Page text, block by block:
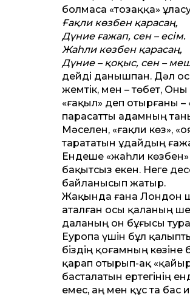
болмаса «тозаққа»
Ғақли көзбен қарасаң,
Дүние ғажап, сен – есім.
Жаһли көзбен қарасаң,
Дүние – қоқыс, сен –
дейді данышпан. Дәл
жемтік, мен – төбет,
«ғақыл» деп отыр­ғаны
парасатты адамның
Мәселен, «ғақли көз»,
тарататын Құдайдың
Ендеше «жаһли
бақытсыз екен. Неге
байланысып жатыр.
Жақында ғана Лондон
аталған осы қаланың
даланың он бұғысы
Еуропа үшін бұл
біздің қоғамның
қарап отырып-ақ
басталатын ертегінің
емес, аң мен құс та бас